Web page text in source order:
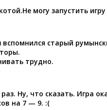
могу запустить
вспомнился старый
трудно.
Ну, что сказать. Игра
на 7 — 9. :(